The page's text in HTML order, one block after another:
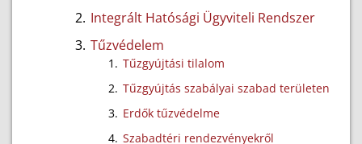
Integrált Hatósági Ügyviteli Rendszer
Tűzvédelem
Tűzgyújtási tilalom
Tűzgyújtás szabályai szabad területen
Erdők tűzvédelme
Szabadtéri rendezvényekről